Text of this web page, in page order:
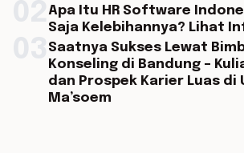
Apa Itu HR Software
Saja Kelebihannya? Lihat
Saatnya Sukses Lewat
Konseling di Bandung –
dan Prospek Karier Luas di
Ma’soem